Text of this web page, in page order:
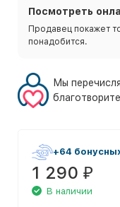
Посмотреть
Продавец покажет
понадобится.
Мы
+64
1 290 ₽
В наличии